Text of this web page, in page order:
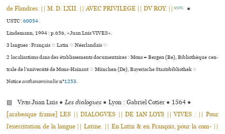
de Flandres. || M. D. LXII. || AVEC PRIVILEGE || DV ROY. ||
USTC ●
USTC :60054.
Lindemann, 1994 : p.656, «Juan Luis VIVES».
3 langues :Français ♢Latin ♢Néerlandais ♢
2 localisations dans des établissements documentaires : Mons = Bergen (Be), Bibliothèque cen­
trale de l’uni­ver­sité de Mons-Hainaut ♢ München (De), Bayerische Staatsbibliothek ♢
Noticeanthonominalien°1253.
▨Vives Juan Luis ● Les dialogues ● Lyon : Gabriel Cotier ● 1564 ●
[arabesque frame] LES || DIALOGVES || DE IAN LOYS || VIVES : || Pour
l’exercitation de la langue || Latine. || En Latin & en François, pour la com- ||